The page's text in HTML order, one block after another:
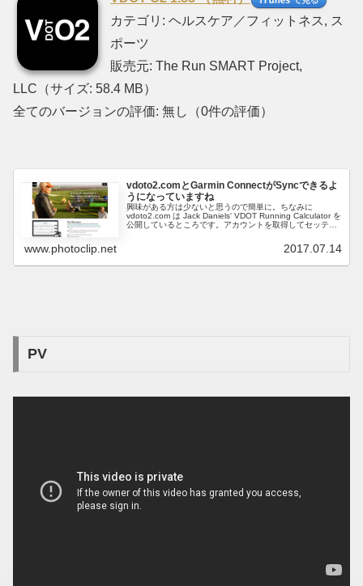
カテゴリ: ヘルスケア／フィットネス, ス
ポーツ
販売元: The Run SMART Project,
LLC（サイズ: 58.4 MB）
全てのバージョンの評価: 無し（0件の評価）
vdoto2.comとGarmin ConnectがSyncできるよ
うになっていますね
興味がある方は少ないと思うので簡単に。ちなみに
vdoto2.com は Jack Daniels' VDOT Running Calculator を
公開しているところです。アカウントを取得してセッティ
www.photoclip.net 2017.07.14
PV